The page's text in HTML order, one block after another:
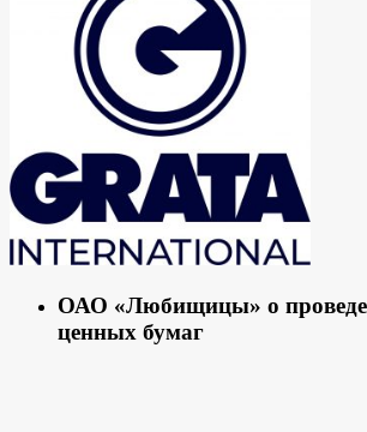
ОАО «Любищицы» о
ценных бумаг